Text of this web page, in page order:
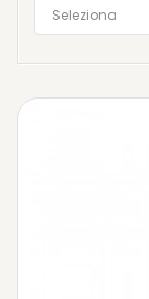
Seleziona